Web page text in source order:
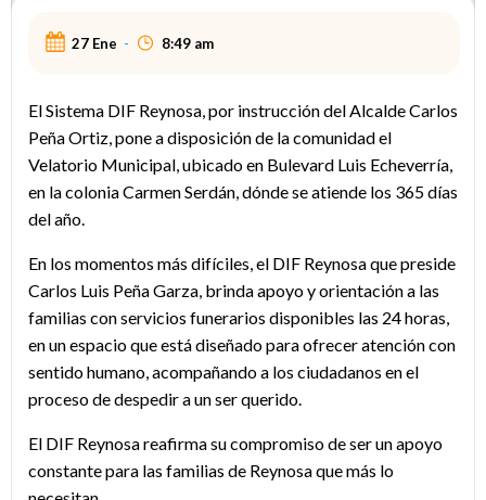
27 Ene - 8:49 am
El Sistema DIF Reynosa, por instrucción del Alcalde Carlos
Peña Ortiz, pone a disposición de la comunidad el
Velatorio Municipal, ubicado en Bulevard Luis Echeverría,
en la colonia Carmen Serdán, dónde se atiende los 365 días
del año.
En los momentos más difíciles, el DIF Reynosa que preside
Carlos Luis Peña Garza, brinda apoyo y orientación a las
familias con servicios funerarios disponibles las 24 horas,
en un espacio que está diseñado para ofrecer atención con
sentido humano, acompañando a los ciudadanos en el
proceso de despedir a un ser querido.
El DIF Reynosa reafirma su compromiso de ser un apoyo
constante para las familias de Reynosa que más lo